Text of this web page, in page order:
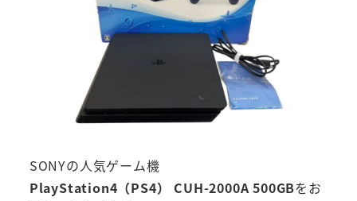
SONYの人気ゲーム機
PlayStation4（PS4） CUH-2000A 500GBをお